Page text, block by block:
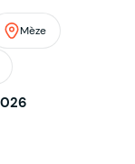
Mèze